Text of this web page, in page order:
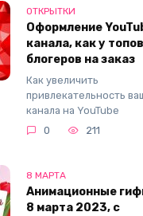
ОТКРЫТКИ
Оформление
канала, как у
блогеров на заказ
Как увеличить
привлекательность
канала на YouTube
0
211
8 МАРТА
Анимационные
8 марта 2023, с